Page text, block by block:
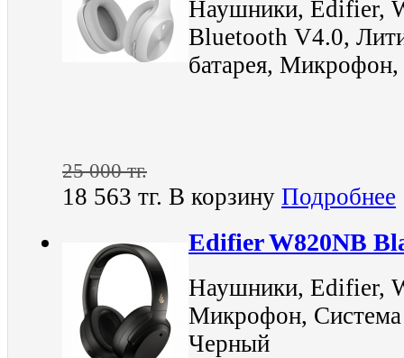
Наушники, Edifier,
Bluetooth V4.0,
батарея,
25 000 тг.
18 563 тг. В корзину Подробнее
Edifier W820NB
Наушники, Edifier,
Микрофон,
Черный